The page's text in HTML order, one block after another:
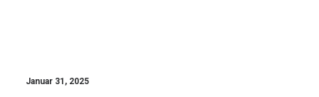
Januar 31, 2025